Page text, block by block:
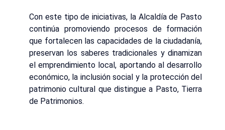
Con este tipo de iniciativas, la Alcaldía de Pasto
continúa promoviendo procesos de formación
que fortalecen las capacidades de la ciudadanía,
preservan los saberes tradicionales y dinamizan
el emprendimiento local, aportando al desarrollo
económico, la inclusión social y la protección del
patrimonio cultural que distingue a Pasto, Tierra
de Patrimonios.